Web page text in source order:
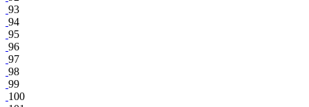
93
94
95
96
97
98
99
100